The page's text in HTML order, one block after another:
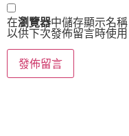
在瀏覽器中儲存顯示名
以供下次發佈留言時使用